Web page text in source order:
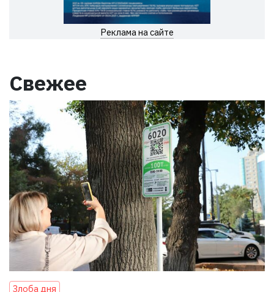
Реклама на сайте
Свежее
Злоба дня